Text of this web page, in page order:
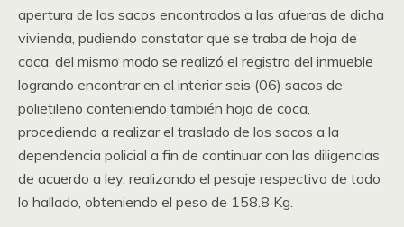
apertura de los sacos encontrados a las afueras de dicha
vivienda, pudiendo constatar que se traba de hoja de
coca, del mismo modo se realizó el registro del inmueble
logrando encontrar en el interior seis (06) sacos de
polietileno conteniendo también hoja de coca,
procediendo a realizar el traslado de los sacos a la
dependencia policial a fin de continuar con las diligencias
de acuerdo a ley, realizando el pesaje respectivo de todo
lo hallado, obteniendo el peso de 158.8 Kg.